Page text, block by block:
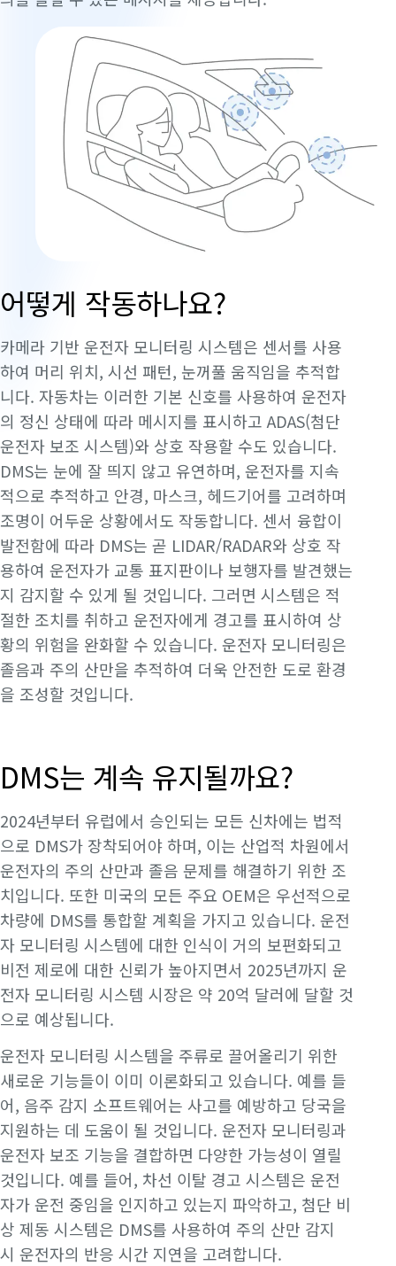
어떻게 작동하나요?
카메라 기반 운전자 모니터링 시스템은 센서를 사용
하여 머리 위치, 시선 패턴, 눈꺼풀 움직임을 추적합
니다. 자동차는 이러한 기본 신호를 사용하여 운전자
의 정신 상태에 따라 메시지를 표시하고 ADAS(첨단
운전자 보조 시스템)와 상호 작용할 수도 있습니다.
DMS는 눈에 잘 띄지 않고 유연하며, 운전자를 지속
적으로 추적하고 안경, 마스크, 헤드기어를 고려하며
조명이 어두운 상황에서도 작동합니다. 센서 융합이
발전함에 따라 DMS는 곧 LIDAR/RADAR와 상호 작
용하여 운전자가 교통 표지판이나 보행자를 발견했는
지 감지할 수 있게 될 것입니다. 그러면 시스템은 적
절한 조치를 취하고 운전자에게 경고를 표시하여 상
황의 위험을 완화할 수 있습니다. 운전자 모니터링은
졸음과 주의 산만을 추적하여 더욱 안전한 도로 환경
을 조성할 것입니다.
DMS는 계속 유지될까요?
2024년부터 유럽에서 승인되는 모든 신차에는 법적
으로 DMS가 장착되어야 하며, 이는 산업적 차원에서
운전자의 주의 산만과 졸음 문제를 해결하기 위한 조
치입니다. 또한 미국의 모든 주요 OEM은 우선적으로
차량에 DMS를 통합할 계획을 가지고 있습니다. 운전
자 모니터링 시스템에 대한 인식이 거의 보편화되고
비전 제로에 대한 신뢰가 높아지면서 2025년까지 운
전자 모니터링 시스템 시장은 약 20억 달러에 달할 것
으로 예상됩니다.
운전자 모니터링 시스템을 주류로 끌어올리기 위한
새로운 기능들이 이미 이론화되고 있습니다. 예를 들
어, 음주 감지 소프트웨어는 사고를 예방하고 당국을
지원하는 데 도움이 될 것입니다. 운전자 모니터링과
운전자 보조 기능을 결합하면 다양한 가능성이 열릴
것입니다. 예를 들어, 차선 이탈 경고 시스템은 운전
자가 운전 중임을 인지하고 있는지 파악하고, 첨단 비
상 제동 시스템은 DMS를 사용하여 주의 산만 감지
시 운전자의 반응 시간 지연을 고려합니다.